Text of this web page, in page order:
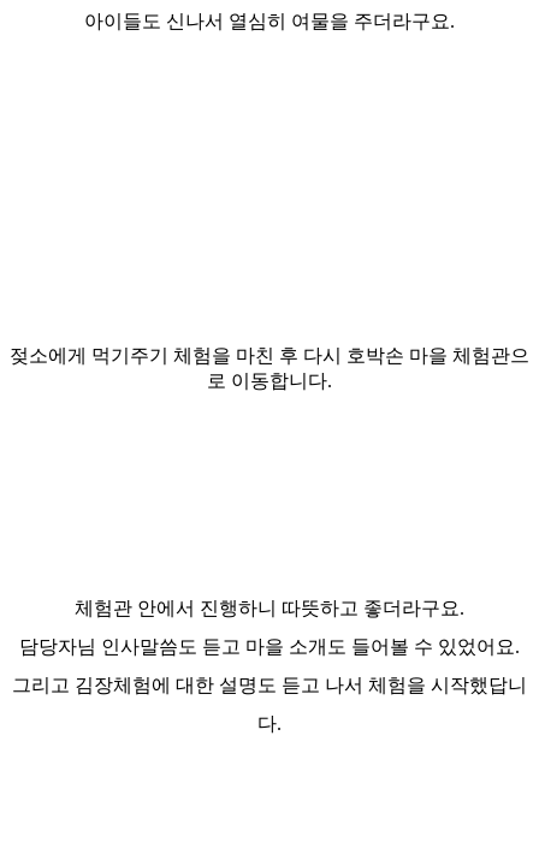
아이들도 신나서 열심히 여물을 주더라구요.
젖소에게 먹기주기 체험을 마친 후 다시 호박손 마을 체험관으
로 이동합니다.
체험관 안에서 진행하니 따뜻하고 좋더라구요.
담당자님 인사말씀도 듣고 마을 소개도 들어볼 수 있었어요.
그리고 김장체험에 대한 설명도 듣고 나서 체험을 시작했답니
다.